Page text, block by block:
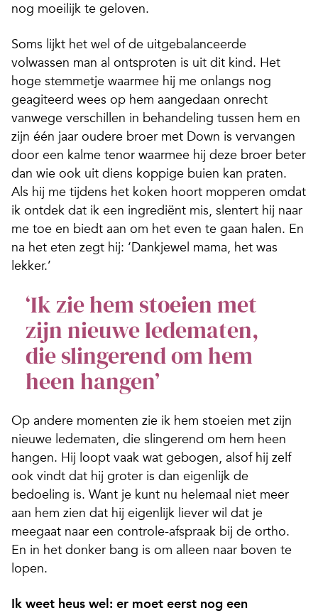
nog moeilijk te geloven.
Soms lijkt het wel of de uitgebalanceerde
volwassen man al ontsproten is uit dit kind. Het
hoge stemmetje waarmee hij me onlangs nog
geagiteerd wees op hem aangedaan onrecht
vanwege verschillen in behandeling tussen hem en
zijn één jaar oudere broer met Down is vervangen
door een kalme tenor waarmee hij deze broer beter
dan wie ook uit diens koppige buien kan praten.
Als hij me tijdens het koken hoort mopperen omdat
ik ontdek dat ik een ingrediënt mis, slentert hij naar
me toe en biedt aan om het even te gaan halen. En
na het eten zegt hij: ‘Dankjewel mama, het was
lekker.’
‘Ik zie hem stoeien met
zijn nieuwe ledematen,
die slingerend om hem
heen hangen’
Op andere momenten zie ik hem stoeien met zijn
nieuwe ledematen, die slingerend om hem heen
hangen. Hij loopt vaak wat gebogen, alsof hij zelf
ook vindt dat hij groter is dan eigenlijk de
bedoeling is. Want je kunt nu helemaal niet meer
aan hem zien dat hij eigenlijk liever wil dat je
meegaat naar een controle-afspraak bij de ortho.
En in het donker bang is om alleen naar boven te
lopen.
Ik weet heus wel: er moet eerst nog een